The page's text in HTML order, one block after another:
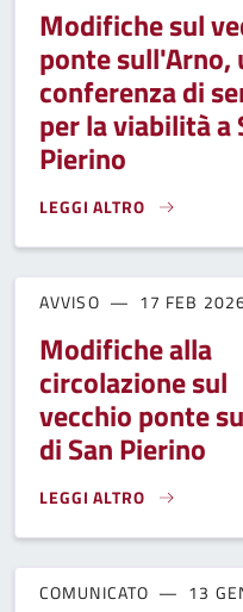
Modifiche sul
ponte sull'Arno,
conferenza di
per la viabilità a
Pierino
LEGGI ALTRO
MODIFICHE SUL
AVVISO 17 FEB
Modifiche alla
circolazione sul
vecchio ponte
di San Pierino
LEGGI ALTRO
MODIFICHE ALLA
COMUNICATO 13